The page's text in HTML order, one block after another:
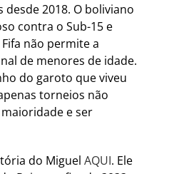
2018. O boliviano
contra o Sub-15 e
não permite a
de menores de idade.
do garoto que viveu
torneios não
e ser
do Miguel AQUI. Ele